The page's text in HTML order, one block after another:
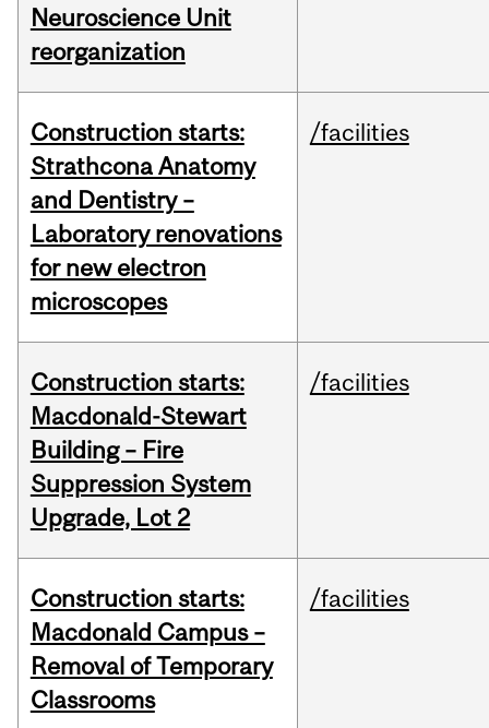
Neuroscience Unit
reorganization
Construction starts:
Strathcona Anatomy
and Dentistry –
Laboratory renovations
for new electron
microscopes
/facilities
Construction starts:
Macdonald-Stewart
Building – Fire
Suppression System
Upgrade, Lot 2
/facilities
Construction starts:
Macdonald Campus –
Removal of Temporary
Classrooms
/facilities